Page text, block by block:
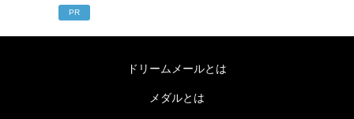
PR
ドリームメールとは
メダルとは